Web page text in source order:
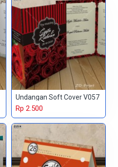
Undangan Soft Cover V057
Rp 2.500